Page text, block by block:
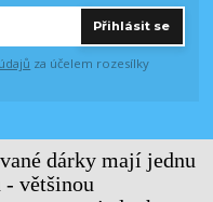
Přihlásit se
za účelem rozesílky
dárky mají jednu
- většinou